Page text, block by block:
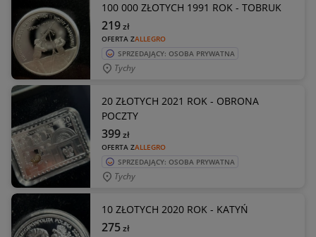
100 000 ZŁOTYCH 1991 ROK - TOBRUK
OFERTA ZALLEGRO
219zł
SPRZEDAJĄCY: OSOBA PRYWATNA
Tychy
20 ZŁOTYCH 2021 ROK - OBRONA
POCZTY
OFERTA ZALLEGRO
399zł
SPRZEDAJĄCY: OSOBA PRYWATNA
Tychy
10 ZŁOTYCH 2020 ROK - KATYŃ
275zł